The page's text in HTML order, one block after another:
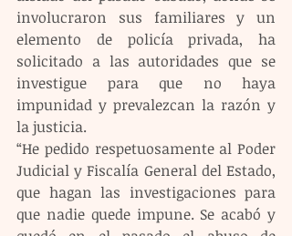
involucraron sus familiares y un
elemento de policía privada, ha
solicitado a las autoridades que se
investigue para que no haya
impunidad y prevalezcan la razón y
la justicia.
“He pedido respetuosamente al Poder
Judicial y Fiscalía General del Estado,
que hagan las investigaciones para
que nadie quede impune. Se acabó y